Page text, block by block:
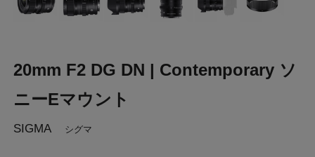
20mm F2 DG DN | Contemporary ソ
ニーEマウント
SIGMA シグマ